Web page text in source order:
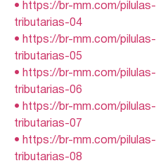
• https://br-mm.com/pilulas-
tributarias-04
• https://br-mm.com/pilulas-
tributarias-05
• https://br-mm.com/pilulas-
tributarias-06
• https://br-mm.com/pilulas-
tributarias-07
• https://br-mm.com/pilulas-
tributarias-08